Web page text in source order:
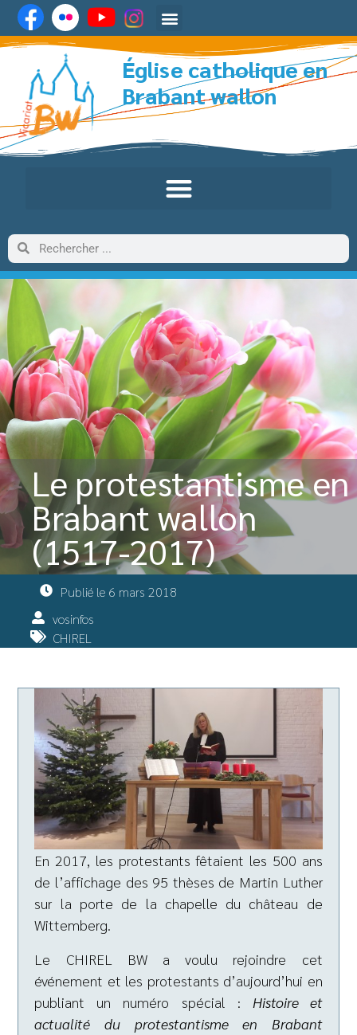
Église catholique en
Brabant wallon
Le protestantisme en
Brabant wallon
(1517-2017)
Publié le 6 mars 2018
vosinfos
CHIREL
En 2017, les protestants fêtaient les 500 ans
de l’affichage des 95 thèses de Martin Luther
sur la porte de la chapelle du château de
Wittemberg.
Le CHIREL BW a voulu rejoindre cet
événement et les protestants d’aujourd’hui en
publiant un numéro spécial : Histoire et
actualité du protestantisme en Brabant